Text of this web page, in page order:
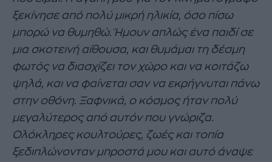
ξεκίνησε από πολύ μικρή ηλικία, όσο πίσω
μπορώ να θυμηθώ. Ήμουν απλώς ένα παιδί σε
μια σκοτεινή αίθουσα, και θυμάμαι τη δέσμη
φωτός να διασχίζει τον χώρο και να κοιτάζω
ψηλά, και να φαίνεται σαν να εκρήγνυται πάνω
στην οθόνη. Ξαφνικά, ο κόσμος ήταν πολύ
μεγαλύτερος από αυτόν που γνώριζα.
Ολόκληρες κουλτούρες, ζωές και τοπία
ξεδιπλώνονταν μπροστά μου και αυτό άναψε